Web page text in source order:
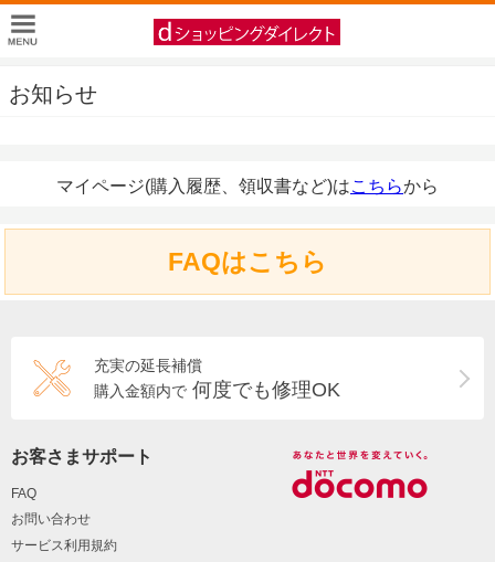
お知らせ
マイページ(購入履歴、領収書など)はこちらから
FAQはこちら
充実の延長補償
購入金額内で 何度でも修理OK
お客さまサポート
FAQ
お問い合わせ
サービス利用規約